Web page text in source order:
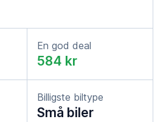
En god deal
584 kr
Billigste biltype
Små biler